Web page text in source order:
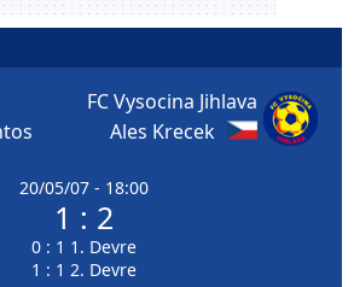
20/05/07 - 18:00
1 : 2
0 : 1 1. Devre
1 : 1 2. Devre
FC Vysocina Jihlava
Ales Krecek